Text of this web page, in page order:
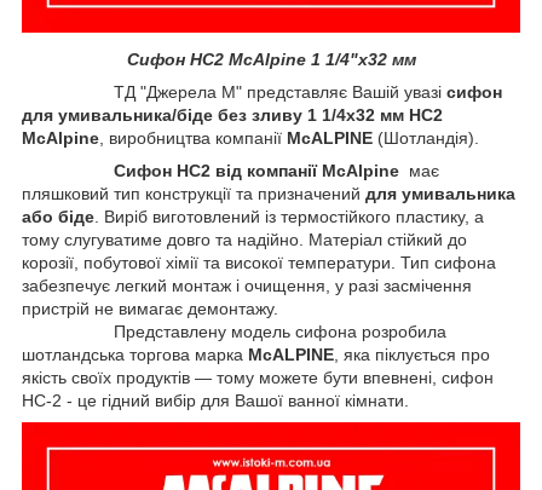
Сифон HC2 McAlpine 1 1/4"x32 мм
ТД "Джерела М" представляє Вашій увазі сифон
для умивальника/біде без зливу 1 1/4x32 мм HC2
McAlpine , виробництва компанії McALPINE (Шотландія).
Сифон HC2 від компанії McAlpine має
пляшковий тип конструкції та призначений для умивальника
або біде . Виріб виготовлений із термостійкого пластику, а
тому слугуватиме довго та надійно. Матеріал стійкий до
корозії, побутової хімії та високої температури. Тип сифона
забезпечує легкий монтаж і очищення, у разі засмічення
пристрій не вимагає демонтажу.
Представлену модель сифона розробила
шотландська торгова марка McALPINE , яка піклується про
якість своїх продуктів — тому можете бути впевнені, сифон
HC-2 - це гідний вибір для Вашої ванної кімнати.